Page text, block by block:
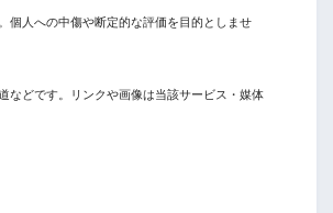
個人への中傷や断定的な評価を目的としませ
などです。リンクや画像は当該サービス・媒体